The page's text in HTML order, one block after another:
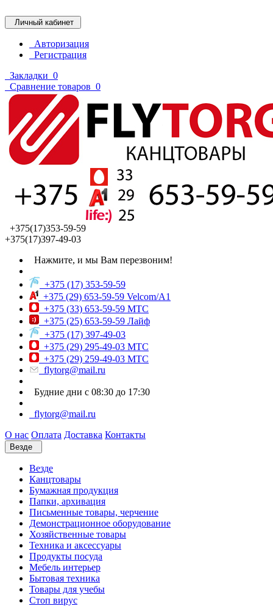
Личный кабинет
Авторизация
Регистрация
Закладки 0
Сравнение товаров 0
+375(17)353-59-59
+375(17)397-49-03
Нажмите, и мы Вам перезвоним!
+375 (17) 353-59-59
+375 (29) 653-59-59 Velcom/A1
+375 (33) 653-59-59 МТС
+375 (25) 653-59-59 Лайф
+375 (17) 397-49-03
+375 (29) 295-49-03 МТС
+375 (29) 259-49-03 МТС
flytorg@mail.ru
Будние дни с 08:30 до 17:30
flytorg@mail.ru
О нас Оплата Доставка Контакты
Везде
Везде
Канцтовары
Бумажная продукция
Папки, архивация
Письменные товары, черчение
Демонстрационное оборудование
Хозяйственные товары
Техника и аксессуары
Продукты посуда
Мебель интерьер
Бытовая техника
Товары для учебы
Стоп вирус